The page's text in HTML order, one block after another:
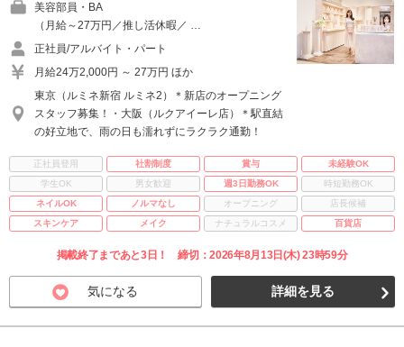
美容部員・BA
（月給～27万円／推し活休暇／ …
正社員/アルバイト・パート
月給24万2,000円 ～ 27万円 ほか
東京（ルミネ新宿 ルミネ2）＊新店のオープニング
スタッフ募集！・大阪（ルクアイーレ店）＊駅直結
の好立地で、雨の日も濡れずにラクラク通勤！
正社員登用 社割制度 賞与
未経験OK
学生OK
男女歓迎 週3日勤務OK
時短勤務OK
ネイルOK
ノルマなし オープニング
店長候補
スキンケア
メイク ナチュラルコスメ 百貨店
掲載終了まであと3日！ 締切：2026年8月13日(木) 23時59分
気になる 詳細を見る